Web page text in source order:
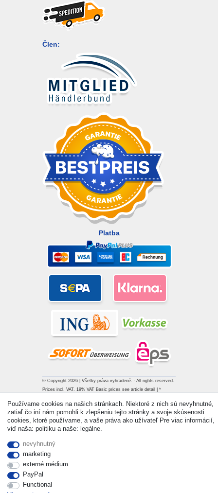
Člen:
Platba
© Copyright 2026 | Všetky práva vyhradené. - All rights reserved.
Prices incl. VAT. 19% VAT Basic prices see article detail | *
Používame cookies na našich stránkach. Niektoré z nich sú nevyhnutné,
zatiaľ čo iní nám pomohli k zlepšeniu tejto stránky a svoje skúsenosti.
cookies, ktoré používame, a vaše práva ako užívateľ Pre viac informácií,
viď naša: politiku a naše: legálne.
nevyhnutný
marketing
externé médium
PayPal
Functional
Withdraw from contract here Kontakt